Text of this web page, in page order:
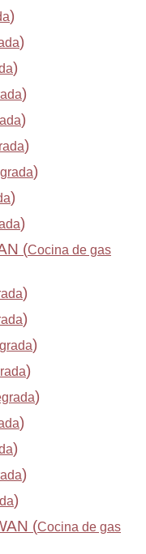
)
)
)
)
)
)
)
)
)
(Cocina de gas
)
)
)
)
)
)
)
)
)
(Cocina de gas